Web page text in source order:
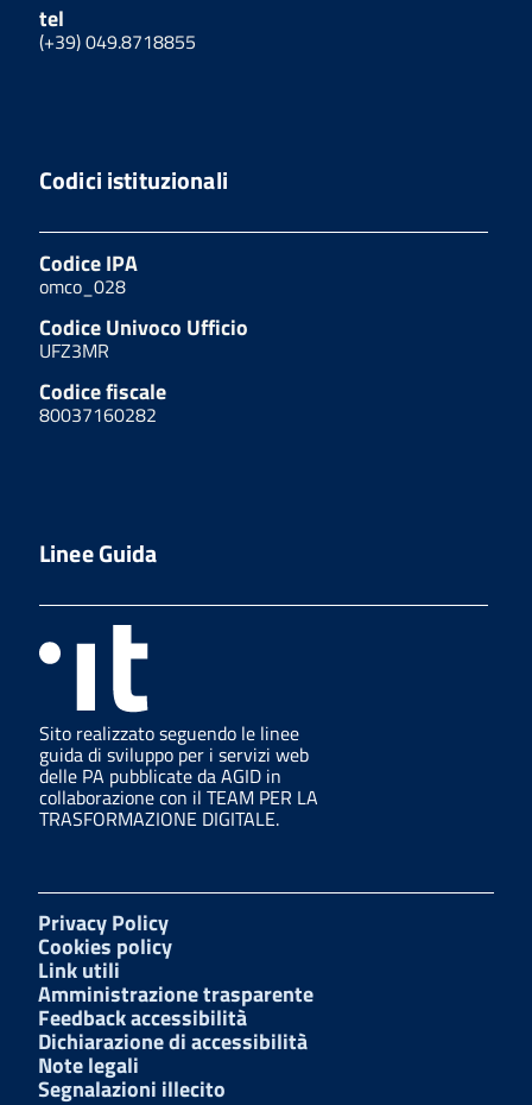
tel
(+39) 049.8718855
Codici istituzionali
Codice IPA
omco_028
Codice Univoco Ufficio
UFZ3MR
Codice fiscale
80037160282
Linee Guida
Sito realizzato seguendo le linee
guida di sviluppo per i servizi web
delle PA pubblicate da AGID in
collaborazione con il TEAM PER LA
TRASFORMAZIONE DIGITALE.
Privacy Policy
Cookies policy
Link utili
Amministrazione trasparente
Feedback accessibilità
Dichiarazione di accessibilità
Note legali
Segnalazioni illecito